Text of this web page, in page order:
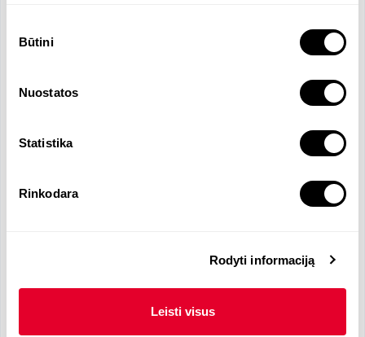
pasirinkimas
Būtini
Nuostatos
Statistika
Rinkodara
Rodyti informaciją
Leisti visus
Vieta
22 darbuotojų
2670.68 EUR
Esame buhalterines paslaugas teikianti įmonė